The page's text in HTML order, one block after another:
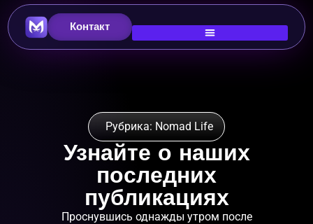
Контакт
Рубрика: Nomad Life
Узнайте о наших
последних
публикациях
Проснувшись однажды утром после